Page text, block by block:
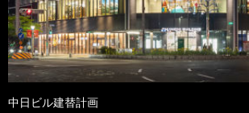
中日ビル建替計画